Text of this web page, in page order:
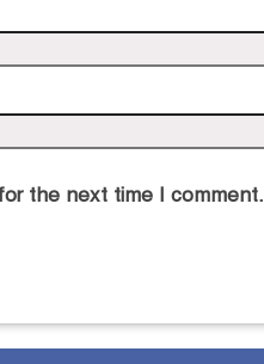
the next time I comment.